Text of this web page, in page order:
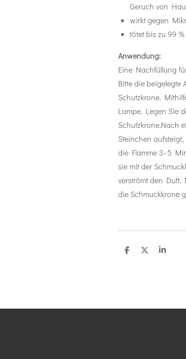
Geruch von
wirkt gegen
tötet bis zu 99
Anwendung:
Eine Nachfüllung
Bitte die beigelegte
Schutzkrone.
Lampe. Legen Sie
Schutzkrone.Nach
Steinchen
die Flamme 3–5
sie mit der
verströmt den
die Schmuckkrone
T
T
T